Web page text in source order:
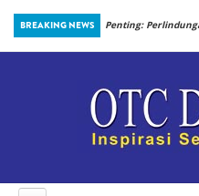
Skip to main content
BREAKING NEWS
Prosedur
Penting: